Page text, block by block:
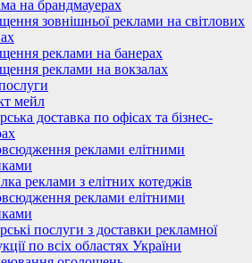
на брандмауерах
зовнішньої реклами на світлових
реклами на банерах
реклами на вокзалах
мейл
доставка по офісах та бізнес-
реклами елітними
реклами з елітних котеджів
реклами елітними
послуги з доставки рекламної
по всіх областях України